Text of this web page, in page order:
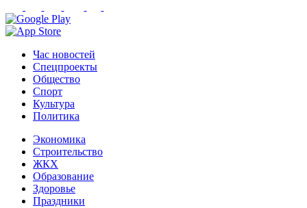
Час новостей
Спецпроекты
Общество
Спорт
Культура
Политика
Экономика
Строительство
ЖКХ
Образование
Здоровье
Праздники